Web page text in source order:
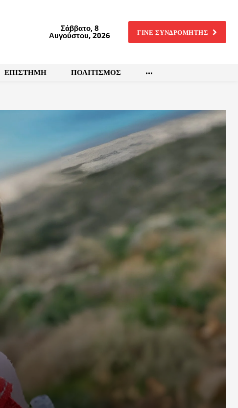
Σάββατο, 8
Αυγούστου, 2026 ΓΙΝΕ ΣΥΝΔΡΟΜΗΤΗΣ
ΕΠΙΣΤΗΜΗ ΠΟΛΙΤΙΣΜΟΣ